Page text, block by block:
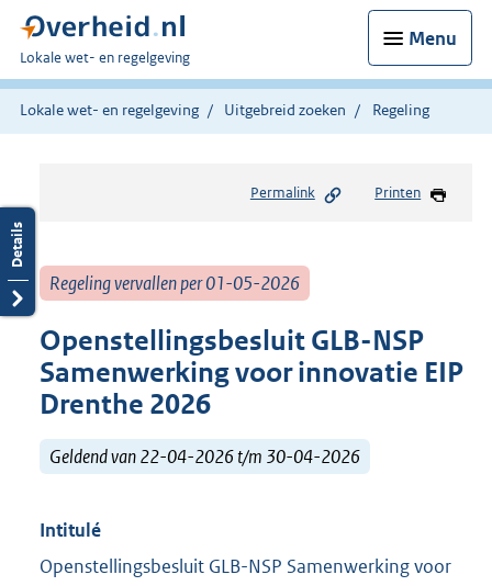
Menu
U
bent
hier:
Lokale wet- en regelgeving
Lokale wet- en regelgeving Uitgebreid zoeken Regeling
Permalink Printen
Regeling vervallen per 01-05-2026
Openstellingsbesluit GLB-NSP
Samenwerking voor innovatie EIP
Drenthe 2026
Geldend van 22-04-2026 t/m 30-04-2026
Intitulé
Openstellingsbesluit GLB-NSP Samenwerking voor